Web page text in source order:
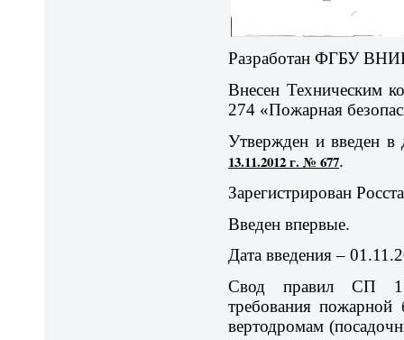
Разработан ФГБУ
Внесен Техническим
274 «Пожарная
Утвержден и введен в
13.11.2012 г. № 677.
Зарегистрирован
Введен впервые.
Дата введения –
Свод правил СП
требования пожарной
вертодромам